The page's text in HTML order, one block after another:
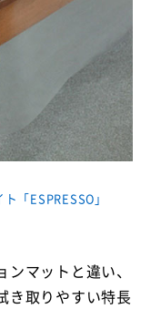
「ESPRESSO」
マットと違い、
き取りやすい特長